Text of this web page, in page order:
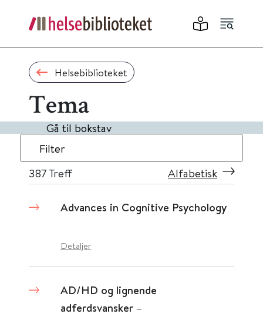
Helsebiblioteket
Tema
Gå til bokstav
Filter
387Treff Alfabetisk
Advances in Cognitive Psychology
Detaljer
AD/HD og lignende
adferdsvansker –